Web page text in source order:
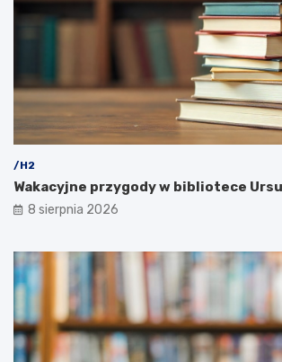
/H2
Wakacyjne przygody w bibliotece
8 sierpnia 2026